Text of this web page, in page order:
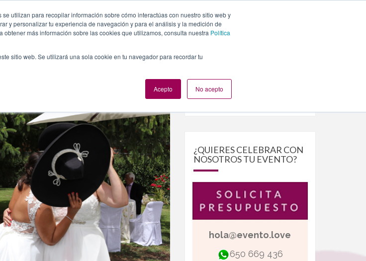
utilizan para recopilar información sobre cómo interactúas con nuestro sitio web y
y personalizar tu experiencia de navegación y para el análisis y la medición de
más información sobre las cookies que utilizamos, consulta nuestra Política
sitio web. Se utilizará una sola cookie en tu navegador para recordar tu
Acepto No acepto
QUIÉNES SOMOS TE OFRECEMOS PLANES NUESTROS EVENTOS
sorpresa
Buscar
¿QUIERES CELEBRAR CON
NOSOTROS TU EVENTO?
hola@evento.love
650 669 436